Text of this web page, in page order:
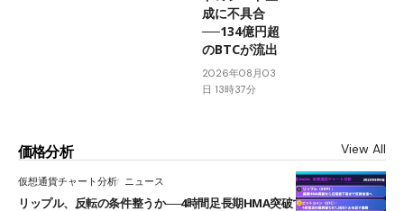
成に不具合
──134億円超
のBTCが流出
2026年08月03
日 13時37分
価格分析 View All
仮想通貨チャート分析 ニュース
リップル、反転の条件整うか──4時間足長期HMA突破で雲下端を目指す